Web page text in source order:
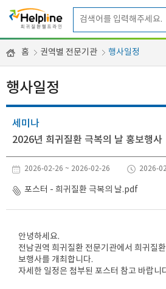
홈 권역별 전문기관 행사일정
행사일정
세미나
2026년 희귀질환 극복의 날 홍보행사
포스터 - 희귀질환 극복의 날.pdf
2026-02-26 ~ 2026-02-26 2026-
안녕하세요.
전남권역 희귀질환 전문기관에서 희귀질
보행사를 개최합니다.
자세한 일정은 첨부된 포스터 참고 바랍니